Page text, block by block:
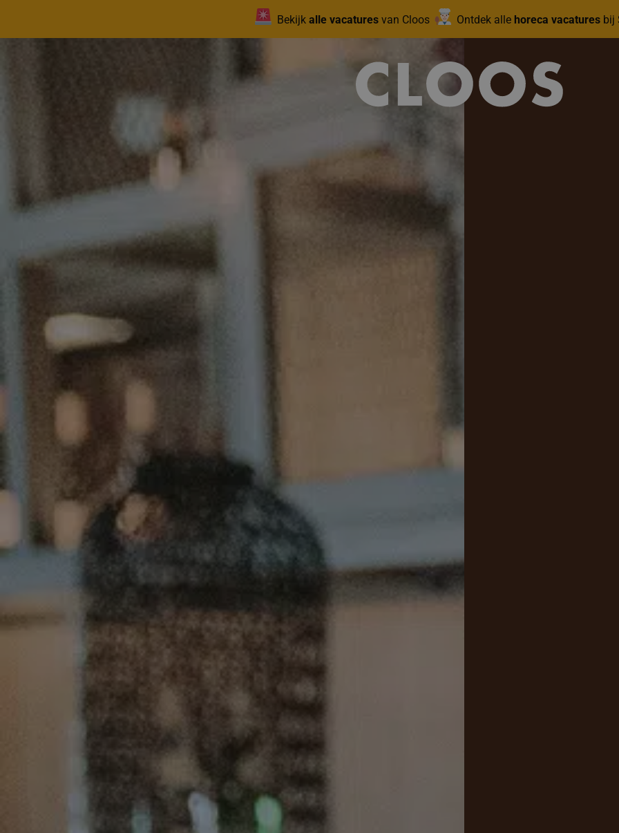
Bekijk alle vacaturesvan Cloos Ontdek alle horeca vacaturesbij